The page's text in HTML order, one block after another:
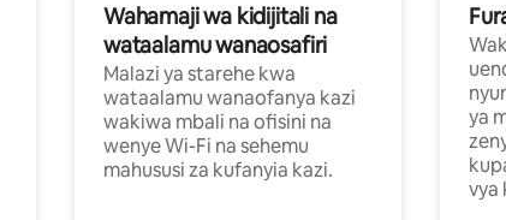
Wahamaji wa kidijitali na
wataalamu wanaosafiri
Malazi ya starehe kwa
wataalamu wanaofanya kazi
wakiwa mbali na ofisini na
wenye Wi-Fi na sehemu
mahususi za kufanyia kazi.
ya
vya